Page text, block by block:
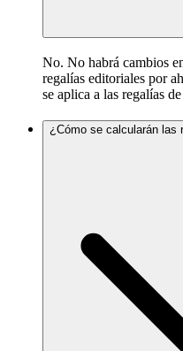
No. No habrá cambios
regalías editoriales por
se aplica a las regalías
¿Cómo se calcularán las